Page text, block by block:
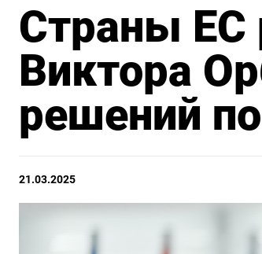
Страны ЕС
Виктора
решений
21.03.2025